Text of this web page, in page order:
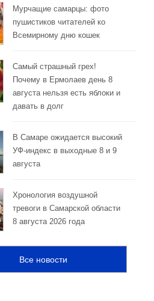
Мурчащие самарцы: фото
пушистиков читателей ко
Всемирному дню кошек
Самый страшный грех!
Почему в Ермолаев день 8
августа нельзя есть яблоки и
давать в долг
В Самаре ожидается высокий
УФ-индекс в выходные 8 и 9
августа
Хронология воздушной
тревоги в Самарской области
8 августа 2026 года
Все новости